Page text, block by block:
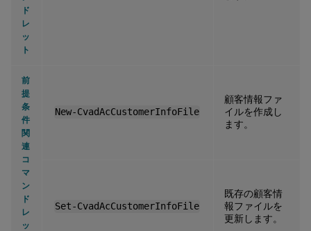
ド
レ
ッ
ト
前
提
条
件
関
連
コ
マ
ン
ド
レ
ッ
New-CvadAcCustomerInfoFile
顧客情報ファ
イルを作成し
ます。
Set-CvadAcCustomerInfoFile
既存の顧客情
報ファイルを
更新します。